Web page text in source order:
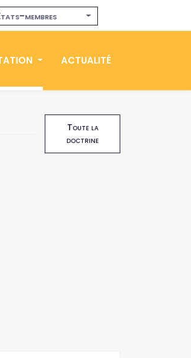
membres
ACTUALITÉ
Toute la
doctrine